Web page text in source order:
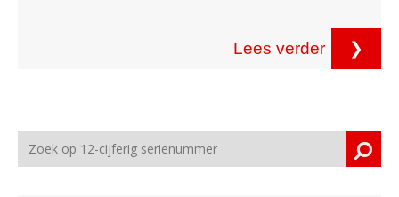
Lees verder ❯